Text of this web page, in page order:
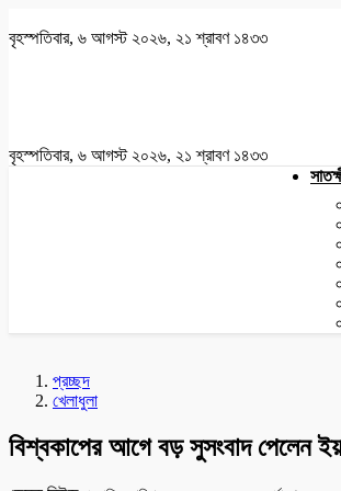
বৃহস্পতিবার, ৬ আগস্ট ২০২৬, ২১ শ্রাবণ ১৪৩৩
বৃহস্পতিবার, ৬ আগস্ট ২০২৬, ২১ শ্রাবণ ১৪৩৩
প্রচ্ছদ
খেলাধুলা
বিশ্বকাপের আগে বড় সুসংবাদ পেলেন